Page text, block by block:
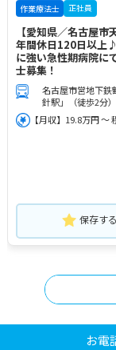
作業療法士 正社員
【愛知県／名古屋市
年間休日120日以上
に強い急性期病院に
士募集！
名古屋市営地下鉄
針駅」（徒歩2分）
【月収】19.8万円 ～
保存する
お電